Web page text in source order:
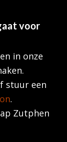
voor
in onze
stuur een
.
Zutphen